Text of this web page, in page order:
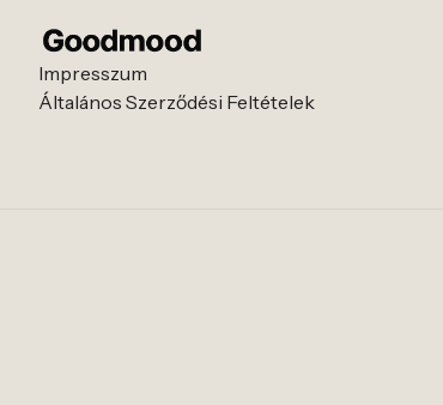
Impresszum
Általános Szerződési Feltételek